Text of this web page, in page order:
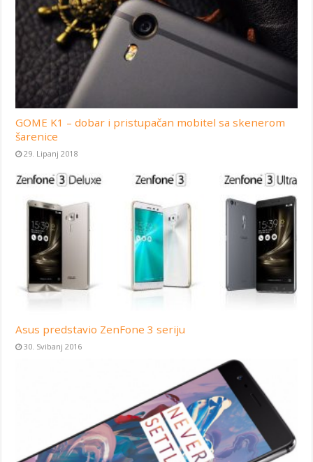
GOME K1 – dobar i pristupačan mobitel sa skenerom
šarenice
29. Lipanj 2018
Asus predstavio ZenFone 3 seriju
30. Svibanj 2016